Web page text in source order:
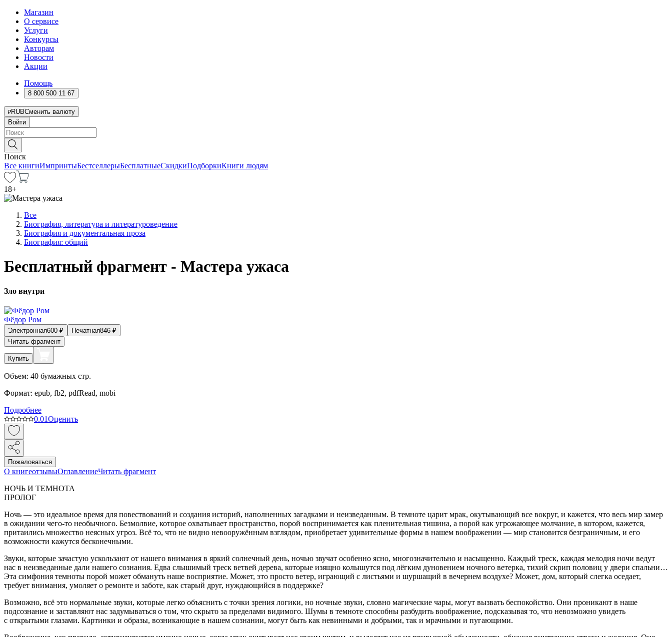
Магазин
О сервисе
Услуги
Конкурсы
Авторам
Новости
Акции
Помощь
8 800 500 11 67
RUBСменить валюту
Войти
Поиск
Все книгиИмпринтыБестселлерыБесплатныеСкидкиПодборкиКниги людям
18+
Все
Биография, литература и литературоведение
Биография и документальная проза
Биография: общий
Бесплатный фрагмент - Мастера ужаса
Зло внутри
Фёдор Ром
Электронная600 ₽ Печатная846 ₽
Читать фрагмент
Купить
Объем: 40 бумажных стр.
Формат: epub, fb2, pdfRead, mobi
Подробнее
0.01Оценить
Пожаловаться
О книгеотзывыОглавлениеЧитать фрагмент
НОЧЬ И ТЕМНОТА
ПРОЛОГ
Ночь — это идеальное время для повествований и создания историй, наполненных загадками и неизведанным. В темноте царит мрак, окутывающий все вокруг, и кажется, что весь мир замер
в ожидании чего-то необычного. Безмолвие, которое охватывает пространство, порой воспринимается как пленительная тишина, а порой как угрожающее молчание, в котором, кажется,
притаились множество неясных угроз. Всё то, что не видно невооружённым взглядом, приобретает удивительные формы в нашем воображении — мир становится безграничным, и его
возможности кажутся бесконечными.
Звуки, которые зачастую ускользают от нашего внимания в яркий солнечный день, ночью звучат особенно ясно, многозначительно и насыщенно. Каждый треск, каждая мелодия ночи ведут
нас в неизведанные дали нашего сознания. Едва слышимый треск ветвей дерева, которые изящно колышутся под лёгким дуновением ночного ветерка, тихий скрип половиц у двери спальни…
Эта симфония темноты порой может обмануть наше восприятие. Может, это просто ветер, играющий с листьями и шуршащий в вечернем воздухе? Может, дом, который слегка оседает,
требует внимания, умоляет о ремонте и заботе, как старый друг, нуждающийся в поддержке?
Возможно, всё это нормальные звуки, которые легко объяснить с точки зрения логики, но ночные звуки, словно магические чары, могут вызвать беспокойство. Они проникают в наше
подсознание и заставляют нас задумываться о том, что скрыто за пределами видимого. Шумы в темноте способны разбудить воображение, подсказывая то, что невозможно увидеть
с открытыми глазами. Картинки и образы, возникающие в нашем сознании, могут быть как невинными и добрыми, так и мрачными и пугающими.